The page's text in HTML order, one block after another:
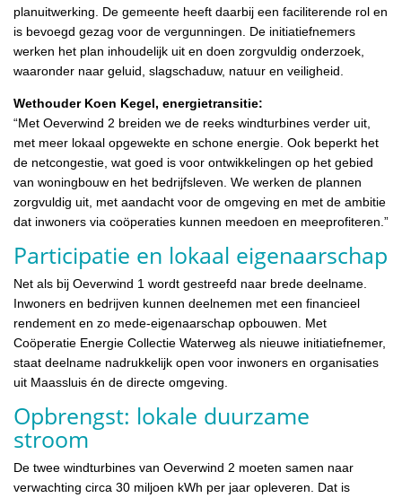
planuitwerking. De gemeente heeft daarbij een faciliterende rol en
is bevoegd gezag voor de vergunningen. De initiatiefnemers
werken het plan inhoudelijk uit en doen zorgvuldig onderzoek,
waaronder naar geluid, slagschaduw, natuur en veiligheid.
Wethouder Koen Kegel, energietransitie:
“Met Oeverwind 2 breiden we de reeks windturbines verder uit,
met meer lokaal opgewekte en schone energie. Ook beperkt het
de netcongestie, wat goed is voor ontwikkelingen op het gebied
van woningbouw en het bedrijfsleven. We werken de plannen
zorgvuldig uit, met aandacht voor de omgeving en met de ambitie
dat inwoners via coöperaties kunnen meedoen en meeprofiteren.”
Participatie en lokaal eigenaarschap
Net als bij Oeverwind 1 wordt gestreefd naar brede deelname.
Inwoners en bedrijven kunnen deelnemen met een financieel
rendement en zo mede-eigenaarschap opbouwen. Met
Coöperatie Energie Collectie Waterweg als nieuwe initiatiefnemer,
staat deelname nadrukkelijk open voor inwoners en organisaties
uit Maassluis én de directe omgeving.
Opbrengst: lokale duurzame
stroom
De twee windturbines van Oeverwind 2 moeten samen naar
verwachting circa 30 miljoen kWh per jaar opleveren. Dat is